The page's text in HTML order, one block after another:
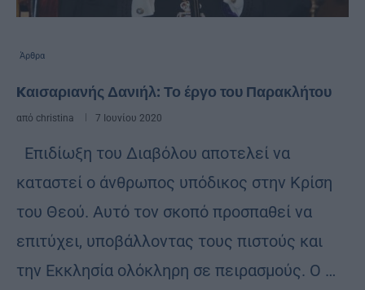
Άρθρα
Kαισαριανής Δανιήλ: Το έργο του Παρακλήτου
από christina 7 Ιουνίου 2020
Επιδίωξη του Διαβόλου αποτελεί να
καταστεί ο άνθρωπος υπόδικος στην Κρίση
του Θεού. Αυτό τον σκοπό προσπαθεί να
επιτύχει, υποβάλλοντας τους πιστούς και
την Εκκλησία ολόκληρη σε πειρασμούς. Ο …